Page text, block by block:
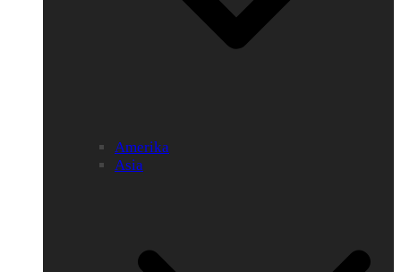
Amerika
Asia